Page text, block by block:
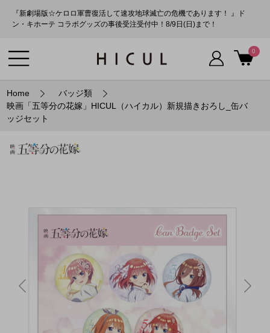
『新劇場版☆ケロロ軍曹復活して速攻地球滅亡の危機であります！ 』ド
ン・キホーテ コラボグッズの事後受注受付中！8/9日(日)まで！
0
Home
バッジ類
映画「五等分の花嫁」HICUL（ハイカル）新規描きおろし_缶バ
ッジセット